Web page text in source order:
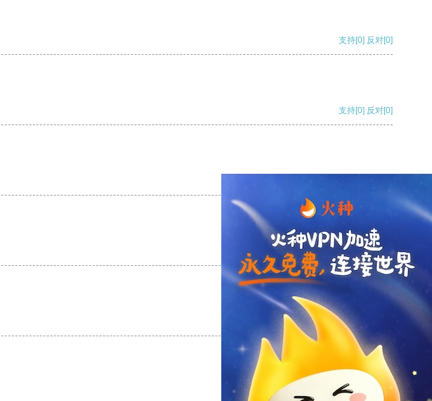
支持[0] 反对[0]
支持[0] 反对[0]
支持 [0] 反对 [0]
支持